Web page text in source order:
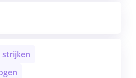
strijken